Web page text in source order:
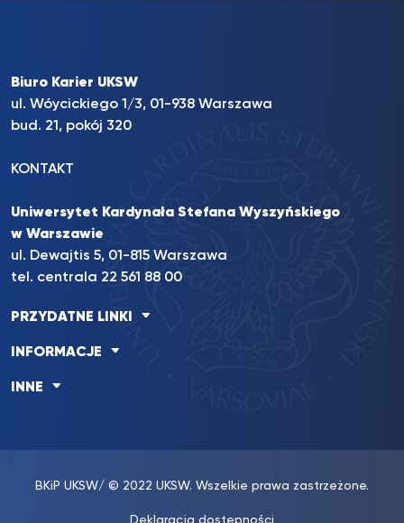
Biuro Karier UKSW
ul. Wóycickiego 1/3, 01-938 Warszawa
bud. 21, pokój 320
KONTAKT
Uniwersytet Kardynała Stefana Wyszyńskiego
w Warszawie
ul. Dewajtis 5, 01-815 Warszawa
tel. centrala 22 561 88 00
PRZYDATNE LINKI
INFORMACJE
INNE
BKiP UKSW/ © 2022 UKSW. Wszelkie prawa zastrzeżone.
Deklaracja dostępności